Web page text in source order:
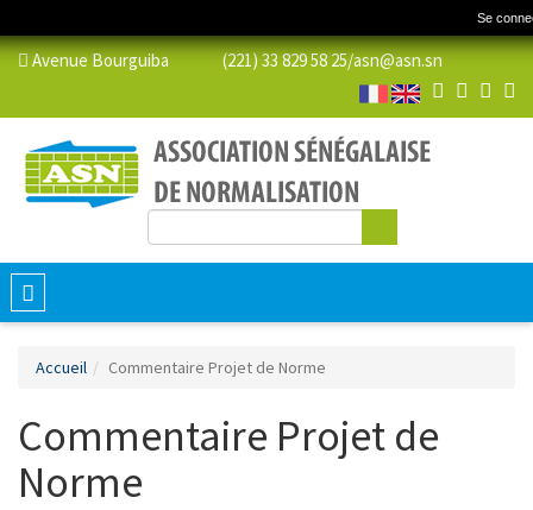
Se
Avenue Bourguiba (221) 33 829 58 25/asn@asn.sn
Formulaire de recherche
Toggle
navigation
Accueil Commentaire Projet de Norme
Commentaire Projet de
Norme